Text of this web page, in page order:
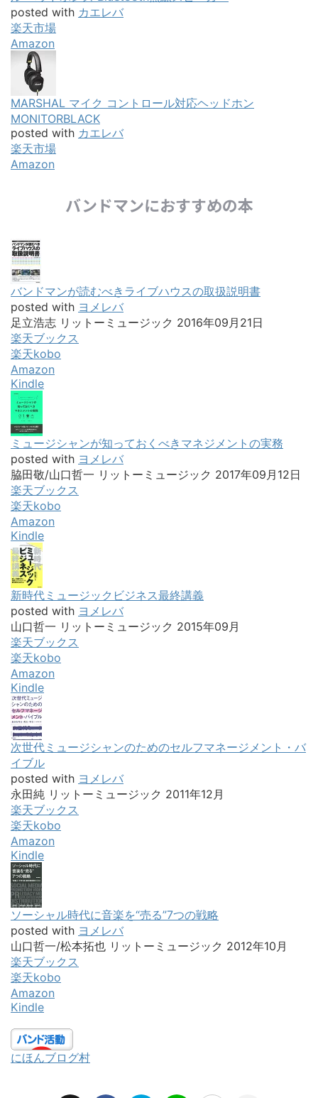
バンドマンが読むべきライブハウスの取扱説明書
posted with
足立浩志 リットーミュージック 2016年09月21日
楽天ブックス
楽天kobo
Amazon
Kindle
posted with
脇田敬/山口哲一 リットーミュージック 2017年09月12日
楽天ブックス
楽天kobo
Amazon
Kindle
新時代ミュージックビジネス最終講義
posted with
山口哲一 リットーミュージック 2015年09月
楽天ブックス
楽天kobo
Amazon
Kindle
次世代ミュージシャンのためのセルフマネージメント・バ
イブル
posted with
永田純 リットーミュージック 2011年12月
楽天ブックス
楽天kobo
Amazon
Kindle
ソーシャル時代に音楽を“売る”7つの戦略
posted with
山口哲一/松本拓也 リットーミュージック 2012年10月
楽天ブックス
楽天kobo
Amazon
Kindle
にほんブログ村
この記事を書いた人
バンド ヤバイTシャツ屋さん, リリース